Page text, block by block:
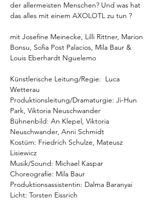
der allermeisten Menschen? Und was hat
das alles mit einem AXOLOTL zu tun ?
mit Josefine Meinecke, Lilli Rittner, Marion
Bonsu, Sofia Post Palacios, Mila Baur &
Louis Eberhardt Nguelemo
Künstlerische Leitung/Regie:  Luca
Wetterau
Produktionsleitung/Dramaturgie: Ji-Hun
Park, Viktoria Neuschwander
Bühnenbild: An Klepel, Viktoria
Neuschwander, Anni Schmidt
Kostüm: Friedrich Schulze, Mateusz
Lisiewicz
Musik/Sound: Michael Kaspar
Choreografie: Mila Baur
Produktionsassistentin: Dalma Baranyai
Licht: Torsten Eissrich